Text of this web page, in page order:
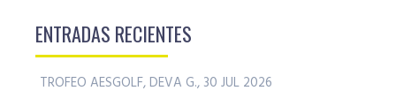
ENTRADAS RECIENTES
TROFEO AESGOLF, DEVA G., 30 JUL 2026